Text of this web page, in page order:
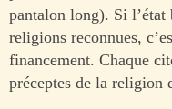
pantalon long). Si l’état
religions reconnues,
financement. Chaque
préceptes de la religion